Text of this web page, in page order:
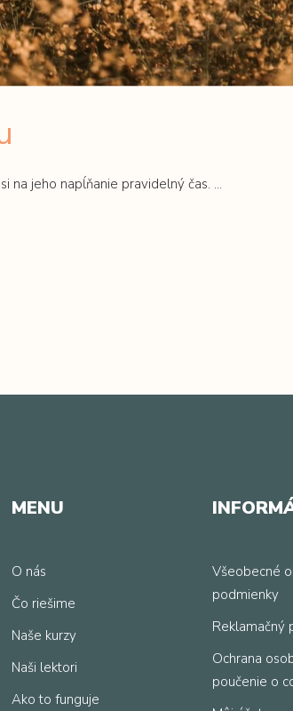
na jeho napĺňanie pravidelný čas.
MENU
O nás
Čo riešime
Naše kurzy
Naši lektori
Ako to funguje
Všeobecné
podmienky
Reklamačný
Ochrana
poučenie o